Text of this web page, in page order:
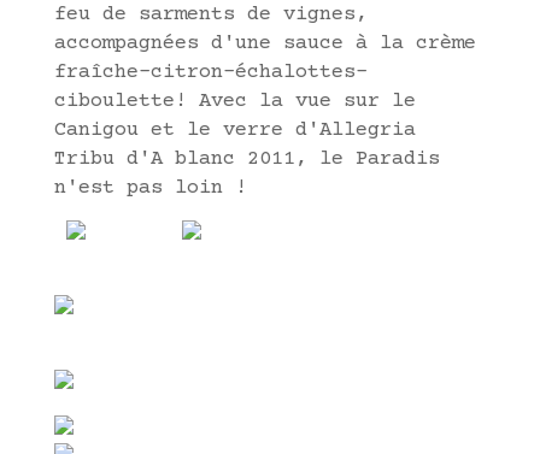
feu de sarments de vignes,
accompagnées d'une sauce à la crème
fraîche-citron-échalottes-
ciboulette! Avec la vue sur le
Canigou et le verre d'Allegria
Tribu d'A blanc 2011, le Paradis
n'est pas loin !